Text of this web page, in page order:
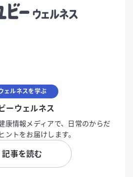
ェルネスを学ぶ
ーウェルネス
康情報メディアで、日常のからだ
ントをお届けします。
記事を読む